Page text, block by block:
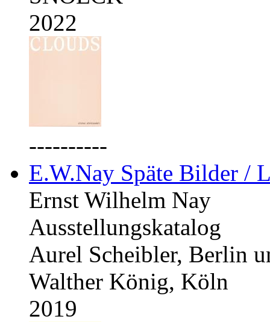
2022
----------
E.W.Nay Späte Bilder /
Ernst Wilhelm Nay
Ausstellungskatalog
Aurel Scheibler, Berlin
Walther König, Köln
2019